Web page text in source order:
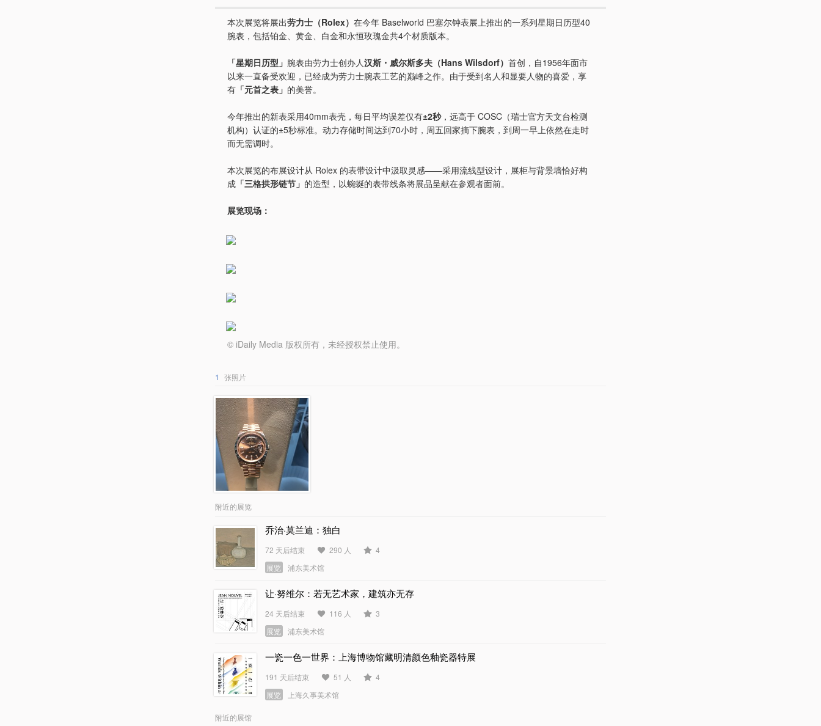
本次展览将展出劳力士（Rolex） 在今年 Baselworld 巴塞尔钟表展上推出的一系列星期日历型40
腕表，包括铂金、黄金、白金和永恒玫瑰金共4个材质版本。
「星期日历型」 腕表由劳力士创办人汉斯・威尔斯多夫（Hans Wilsdorf） 首创，自1956年面市
以来一直备受欢迎，已经成为劳力士腕表工艺的巅峰之作。由于受到名人和显要人物的喜爱，享
有 「元首之表」 的美誉。
今年推出的新表采用40mm表壳，每日平均误差仅有±2秒，远高于 COSC（瑞士官方天文台检测
机构）认证的±5秒标准。动力存储时间达到70小时，周五回家摘下腕表，到周一早上依然在走时
而无需调时。
本次展览的布展设计从 Rolex 的表带设计中汲取灵感——采用流线型设计，展柜与背景墙恰好构
成 「三格拱形链节」 的造型，以蜿蜒的表带线条将展品呈献在参观者面前。
展览现场：
© iDaily Media 版权所有，未经授权禁止使用。
1 张照片
附近的展览
乔治·莫兰迪：独白
72 天后结束 290 人
4
展览
浦东美术馆
让·努维尔：若无艺术家，建筑亦无存
24 天后结束 116 人
3
展览
浦东美术馆
一瓷一色一世界：上海博物馆藏明清颜色釉瓷器特展
191 天后结束 51 人
4
展览
上海久事美术馆
附近的展馆